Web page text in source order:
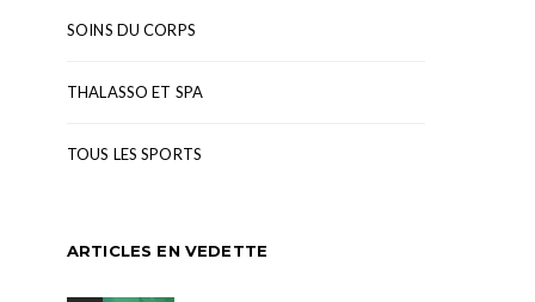
SOINS DU CORPS
THALASSO ET SPA
TOUS LES SPORTS
ARTICLES EN VEDETTE